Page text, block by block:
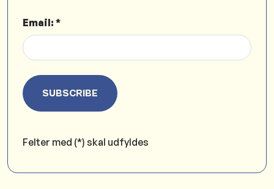
Email: *
SUBSCRIBE
Felter med (*) skal udfyldes